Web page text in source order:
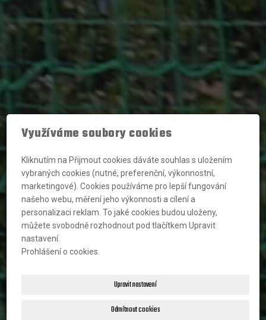
BEACHVOLEJBAL TURNOV
Využíváme soubory cookies
Kliknutím na Přijmout cookies dáváte souhlas s uložením
vybraných cookies (nutné, preferenční, výkonnostní,
marketingové). Cookies používáme pro lepší fungování
našeho webu, měření jeho výkonnosti a cílení a
personalizaci reklam. To jaké cookies budou uloženy,
můžete svobodně rozhodnout pod tlačítkem Upravit
nastavení.
Prohlášení o cookies.
Upravit nastavení
Odmítnout cookies